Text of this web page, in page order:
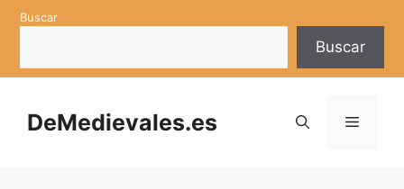
SaltarBuscar
Buscar
DeMedievales.es Menú